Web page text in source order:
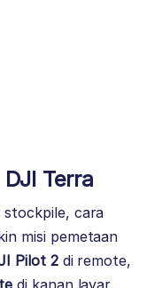
Terra
stockpile, cara
misi pemetaan
Pilot 2di remote,